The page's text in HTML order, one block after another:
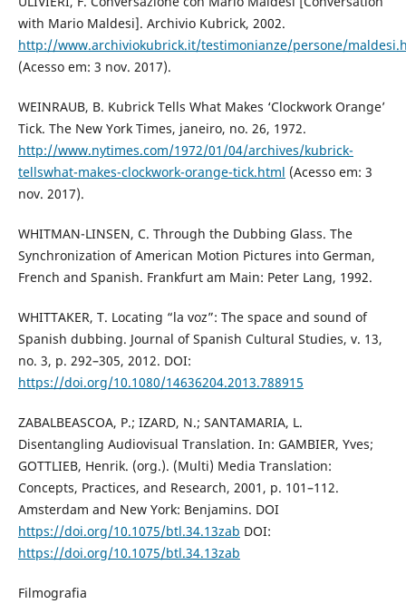
with Mario Maldesi]. Archivio Kubrick, 2002.
http://www.archiviokubrick.it/testimonianze/persone/
(Acesso em: 3 nov. 2017).
WEINRAUB, B. Kubrick Tells What Makes ‘Clockwork Orange’
Tick. The New York Times, janeiro, no. 26, 1972.
http://www.nytimes.com/1972/01/04/archives/kubrick-
tellswhat-makes-clockwork-orange-tick.html (Acesso em: 3
nov. 2017).
WHITMAN-LINSEN, C. Through the Dubbing Glass. The
Synchronization of American Motion Pictures into German,
French and Spanish. Frankfurt am Main: Peter Lang, 1992.
WHITTAKER, T. Locating “la voz”: The space and sound of
Spanish dubbing. Journal of Spanish Cultural Studies, v. 13,
no. 3, p. 292–305, 2012. DOI:
https://doi.org/10.1080/14636204.2013.788915
ZABALBEASCOA, P.; IZARD, N.; SANTAMARIA, L.
Disentangling Audiovisual Translation. In: GAMBIER, Yves;
GOTTLIEB, Henrik. (org.). (Multi) Media Translation:
Concepts, Practices, and Research, 2001, p. 101–112.
Amsterdam and New York: Benjamins. DOI
https://doi.org/10.1075/btl.34.13zab DOI:
https://doi.org/10.1075/btl.34.13zab
Filmografia